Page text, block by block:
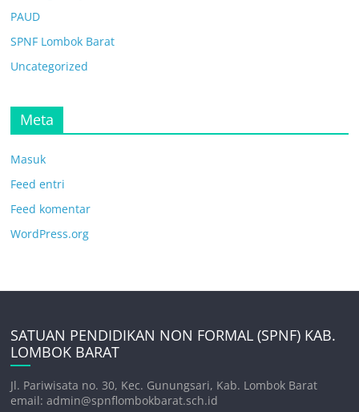
PAUD
SPNF Lombok Barat
Uncategorized
Meta
Masuk
Feed entri
Feed komentar
WordPress.org
SATUAN PENDIDIKAN NON FORMAL (SPNF) KAB.
LOMBOK BARAT
Jl. Pariwisata no. 30, Kec. Gunungsari, Kab. Lombok Barat
email: admin@spnflombokbarat.sch.id